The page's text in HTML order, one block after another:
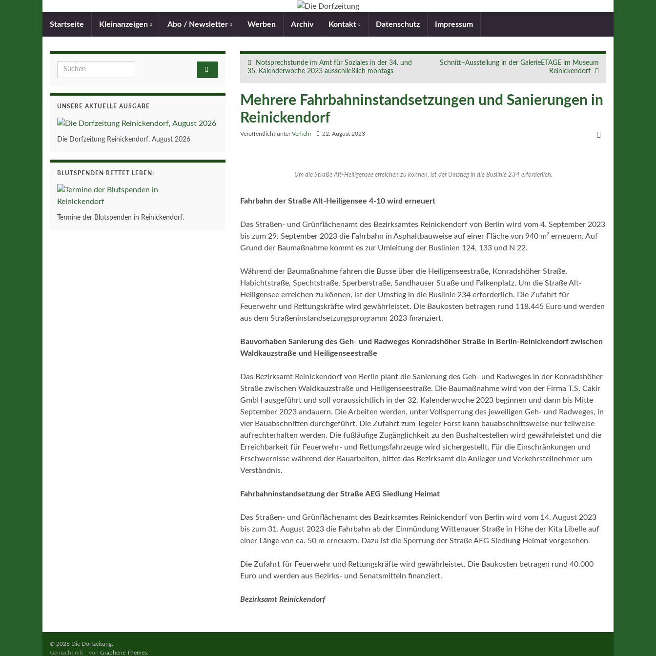
Startseite Kleinanzeigen Abo / Newsletter Werben Archiv Kontakt Datenschutz Impressum
Notsprechstunde im Amt für Soziales in der 34. und
35. Kalenderwoche 2023 ausschließlich montags
Schnitt–Ausstellung in der GalerieETAGE im Museum
Reinickendorf
Mehrere Fahrbahninstandsetzungen und Sanierungen in
Reinickendorf
Veröffentlicht unterVerkehr 22. August 2023
Um die Straße Alt-Heiligensee erreichen zu können, ist der Umstieg in die Buslinie 234 erforderlich.
Fahrbahn der Straße Alt-Heiligensee 4-10 wird erneuert
Das Straßen- und Grünflächenamt des Bezirksamtes Reinickendorf von Berlin wird vom 4. September 2023
bis zum 29. September 2023 die Fahrbahn in Asphaltbauweise auf einer Fläche von 940 m² erneuern. Auf
Grund der Baumaßnahme kommt es zur Umleitung der Buslinien 124, 133 und N 22.
Während der Baumaßnahme fahren die Busse über die Heiligenseestraße, Konradshöher Straße,
Habichtstraße, Spechtstraße, Sperberstraße, Sandhauser Straße und Falkenplatz. Um die Straße Alt-
Heiligensee erreichen zu können, ist der Umstieg in die Buslinie 234 erforderlich. Die Zufahrt für
Feuerwehr und Rettungskräfte wird gewährleistet. Die Baukosten betragen rund 118.445 Euro und werden
aus dem Straßeninstandsetzungsprogramm 2023 finanziert.
Bauvorhaben Sanierung des Geh- und Radweges Konradshöher Straße in Berlin-Reinickendorf zwischen
Waldkauzstraße und Heiligenseestraße
Das Bezirksamt Reinickendorf von Berlin plant die Sanierung des Geh- und Radweges in der Konradshöher
Straße zwischen Waldkauzstraße und Heiligenseestraße. Die Baumaßnahme wird von der Firma T.S. Cakir
GmbH ausgeführt und soll voraussichtlich in der 32. Kalenderwoche 2023 beginnen und dann bis Mitte
September 2023 andauern. Die Arbeiten werden, unter Vollsperrung des jeweiligen Geh- und Radweges, in
vier Bauabschnitten durchgeführt. Die Zufahrt zum Tegeler Forst kann bauabschnittsweise nur teilweise
aufrechterhalten werden. Die fußläufige Zugänglichkeit zu den Bushaltestellen wird gewährleistet und die
Erreichbarkeit für Feuerwehr- und Rettungsfahrzeuge wird sichergestellt. Für die Einschränkungen und
Erschwernisse während der Bauarbeiten, bittet das Bezirksamt die Anlieger und Verkehrsteilnehmer um
Verständnis.
Fahrbahninstandsetzung der Straße AEG Siedlung Heimat
Das Straßen- und Grünflächenamt des Bezirksamtes Reinickendorf von Berlin wird vom 14. August 2023
bis zum 31. August 2023 die Fahrbahn ab der Einmündung Wittenauer Straße in Höhe der Kita Libelle auf
einer Länge von ca. 50 m erneuern. Dazu ist die Sperrung der Straße AEG Siedlung Heimat vorgesehen.
Die Zufahrt für Feuerwehr und Rettungskräfte wird gewährleistet. Die Baukosten betragen rund 40.000
Euro und werden aus Bezirks- und Senatsmitteln finanziert.
Bezirksamt Reinickendorf
Search for:
UNSERE AKTUELLE AUSGABE
Die Dorfzeitung Reinickendorf, August 2026
BLUTSPENDEN RETTET LEBEN:
Termine der Blutspenden in Reinickendorf.
© 2026 Die Dorfzeitung.
Gemacht mit
vonGraphene Themes